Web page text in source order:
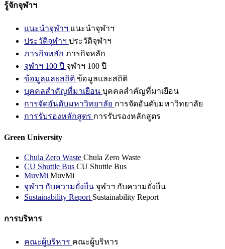
รู้จักจุฬาฯ
แนะนำจุฬาฯ แนะนำจุฬาฯ
ประวัติจุฬาฯ ประวัติจุฬาฯ
ภารกิจหลัก ภารกิจหลัก
จุฬาฯ 100 ปี จุฬาฯ 100 ปี
ข้อมูลและสถิติ ข้อมูลและสถิติ
บุคคลสำคัญที่มาเยือน บุคคลสำคัญที่มาเยือน
การจัดอันดับมหาวิทยาลัย การจัดอันดับมหาวิทยาลัย
การรับรองหลักสูตร การรับรองหลักสูตร
Green University
Chula Zero Waste Chula Zero Waste
CU Shuttle Bus CU Shuttle Bus
MuvMi MuvMi
จุฬาฯ กับความยั่งยืน จุฬาฯ กับความยั่งยืน
Sustainability Report Sustainability Report
การบริหาร
คณะผู้บริหาร คณะผู้บริหาร